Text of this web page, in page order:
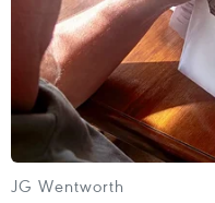
#Giá xăng #Cây xăng
TP. Hà Nội
Theo dõi VietnamPlus
JG Wentworth